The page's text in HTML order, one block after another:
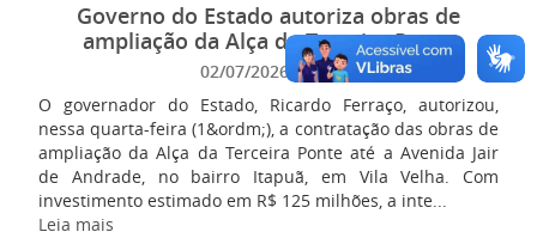
Governo do Estado autoriza obras de
ampliação da Alça da Terceira Ponte
02/07/2026 11:18
O governador do Estado, Ricardo Ferraço, autorizou,
nessa quarta-feira (1&ordm;), a contratação das obras de
ampliação da Alça da Terceira Ponte até a Avenida Jair
de Andrade, no bairro Itapuã, em Vila Velha. Com
investimento estimado em R$ 125 milhões, a inte...
Leia mais